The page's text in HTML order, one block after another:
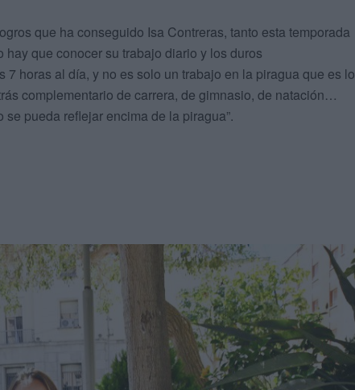
que ha conseguido Isa Contreras, tanto esta temporada
que conocer su trabajo diario y los duros
7 horas al día, y no es solo un trabajo en la piragua que es lo
complementario de carrera, de gimnasio, de natación…
pueda reflejar encima de la piragua”.